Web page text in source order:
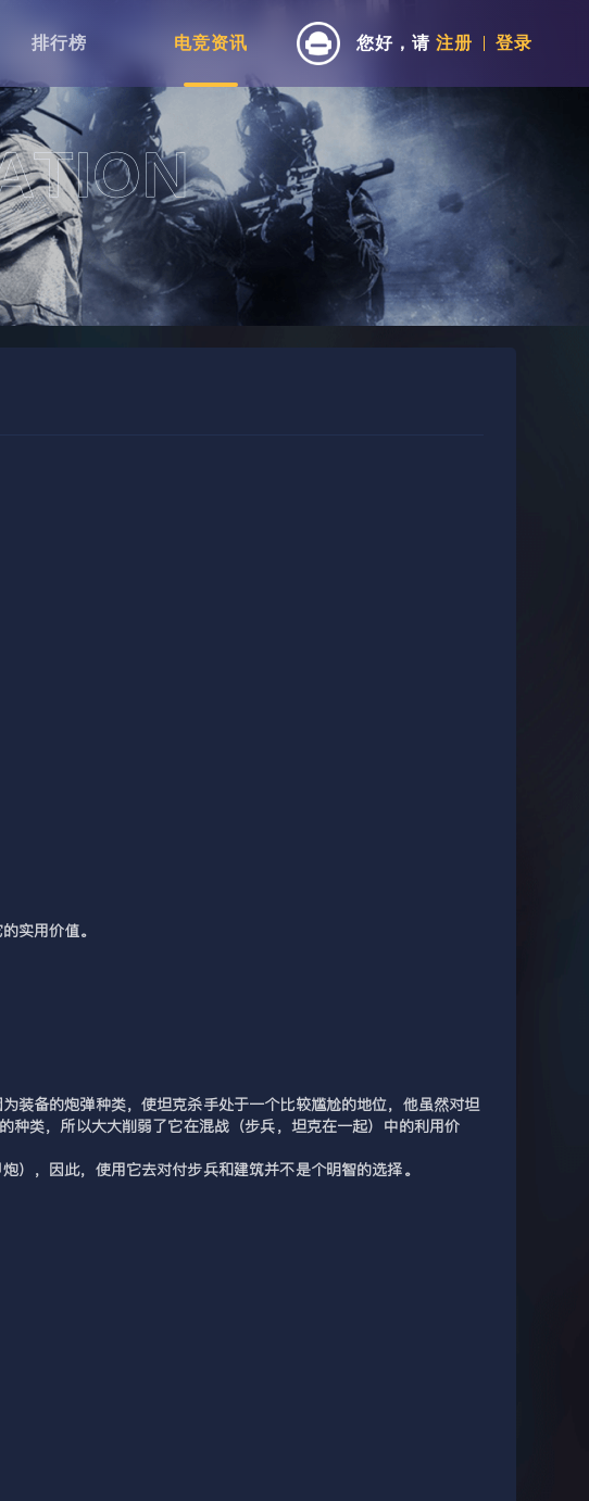
排行榜 电竞资讯 您好，请 注册 登录
实用价值。
装备的炮弹种类，使坦克杀手处于一个比较尴尬的地位，他虽然对坦
类，所以大大削弱了它在混战（步兵，坦克在一起）中的利用价
），因此，使用它去对付步兵和建筑并不是个明智的选择。